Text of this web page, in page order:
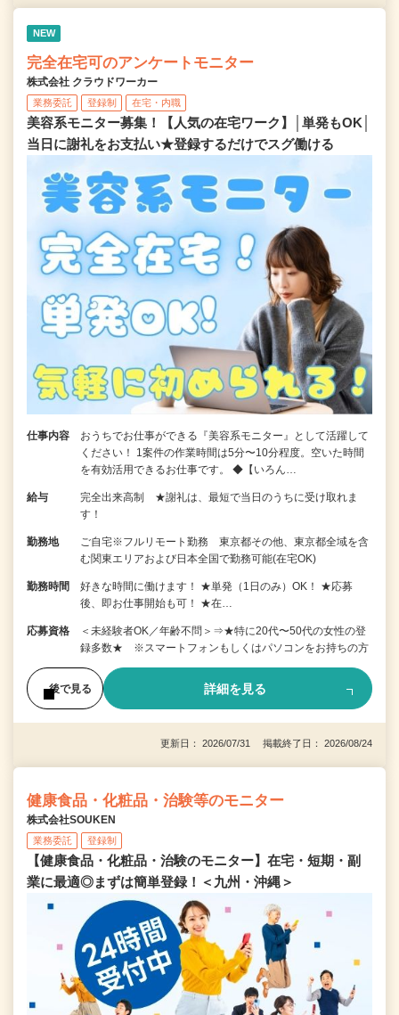
NEW
完全在宅可のアンケートモニター
株式会社 クラウドワーカー
業務委託 登録制 在宅・内職
美容系モニター募集！【人気の在宅ワーク】│単発もOK│
当日に謝礼をお支払い★登録するだけでスグ働ける
仕事内容
おうちでお仕事ができる『美容系モニター』として活躍して
ください！ 1案件の作業時間は5分〜10分程度。空いた時間
を有効活用できるお仕事です。 ◆【いろん…
給与
完全出来高制 ★謝礼は、最短で当日のうちに受け取れま
す！
勤務地
ご自宅※フルリモート勤務 東京都その他、東京都全域を含
む関東エリアおよび日本全国で勤務可能(在宅OK)
勤務時間
好きな時間に働けます！ ★単発（1日のみ）OK！ ★応募
後、即お仕事開始も可！ ★在…
応募資格
＜未経験者OK／年齢不問＞⇒★特に20代〜50代の女性の登
録多数★ ※スマートフォンもしくはパソコンをお持ちの方
後で見る 詳細を見る
更新日： 2026/07/31 掲載終了日： 2026/08/24
健康食品・化粧品・治験等のモニター
株式会社SOUKEN
業務委託 登録制
【健康食品・化粧品・治験のモニター】在宅・短期・副
業に最適◎まずは簡単登録！＜九州・沖縄＞